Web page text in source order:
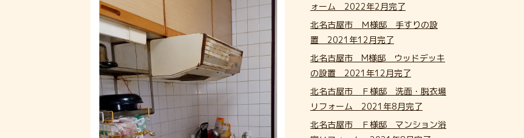
ォーム 2022年2月完了
北名古屋市 Ｍ様邸 手すりの設
置 2021年12月完了
北名古屋市 M様邸 ウッドデッキ
の設置 2021年12月完了
北名古屋市 Ｆ様邸 洗面・脱衣場
リフォーム 2021年8月完了
北名古屋市 Ｆ様邸 マンション浴